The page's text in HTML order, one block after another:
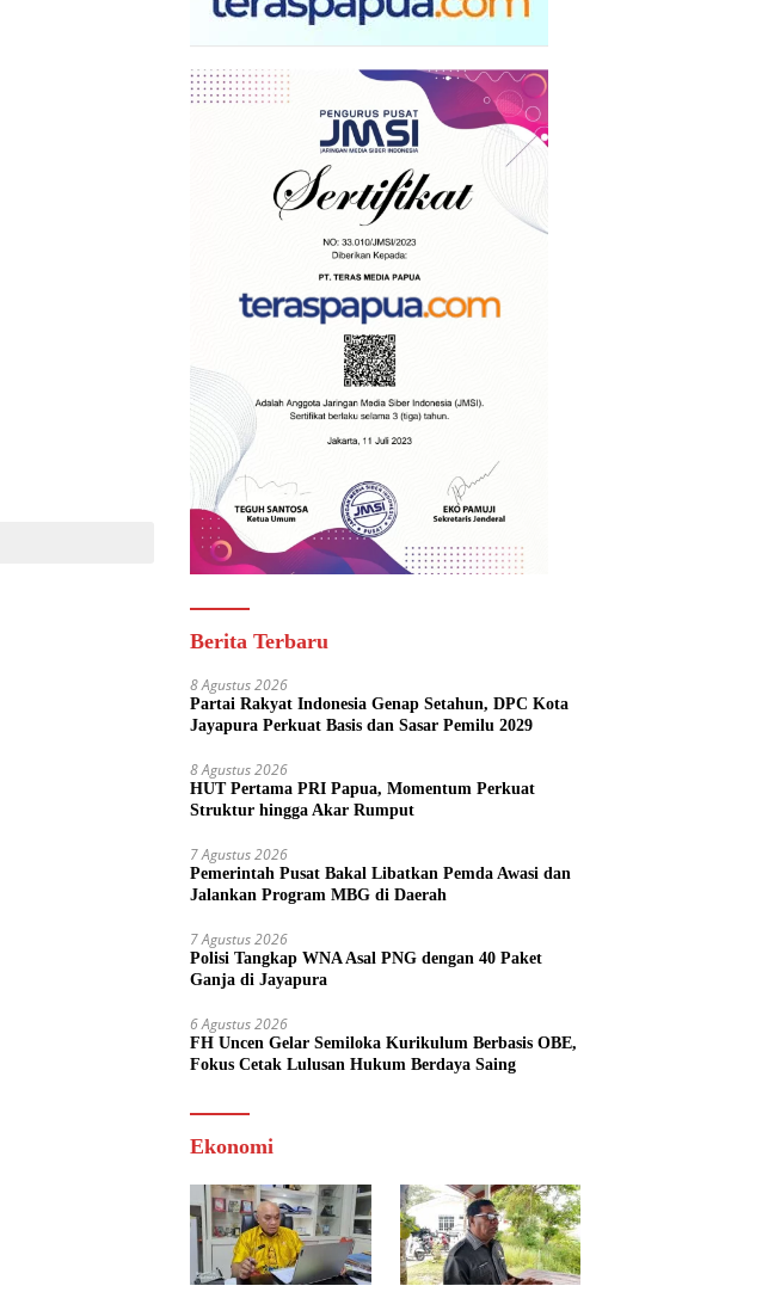
Berita Terbaru
8 Agustus 2026
Partai Rakyat Indonesia Genap Setahun, DPC Kota
Jayapura Perkuat Basis dan Sasar Pemilu 2029
8 Agustus 2026
HUT Pertama PRI Papua, Momentum Perkuat
Struktur hingga Akar Rumput
7 Agustus 2026
Pemerintah Pusat Bakal Libatkan Pemda Awasi dan
Jalankan Program MBG di Daerah
7 Agustus 2026
Polisi Tangkap WNA Asal PNG dengan 40 Paket
Ganja di Jayapura
6 Agustus 2026
FH Uncen Gelar Semiloka Kurikulum Berbasis OBE,
Fokus Cetak Lulusan Hukum Berdaya Saing
Ekonomi